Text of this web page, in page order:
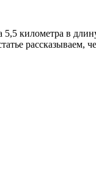
километра в